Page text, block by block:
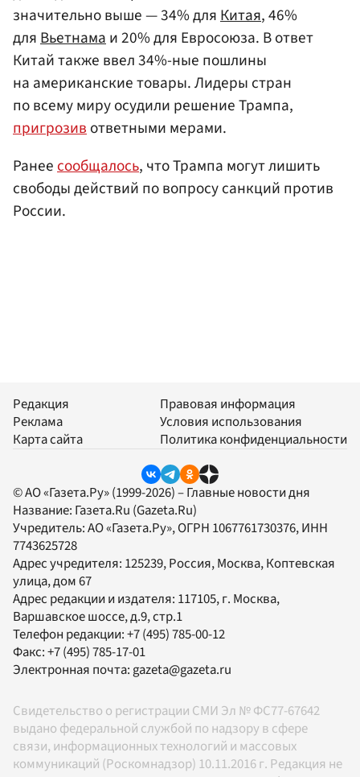
значительно выше — 34% дляКитая, 46%
дляВьетнамаи 20% для Евросоюза. В ответ
Китай также ввел 34%-ные пошлины
на американские товары. Лидеры стран
по всему миру осудили решение Трампа,
пригрозивответными мерами.
Ранеесообщалось, что Трампа могут лишить
свободы действий по вопросу санкций против
России.
Редакция
Реклама
Карта сайта
Правовая информация
Условия использования
Политика конфиденциальности
© АО «Газета.Ру» (1999-2026) – Главные новости дня
Название: Газета.Ru (Gazeta.Ru)
Учредитель:АО «Газета.Ру», ОГРН 1067761730376, ИНН
7743625728
Адрес учредителя: 125239, Россия, Москва, Коптевская
улица, дом 67
Адрес редакции и издателя: 117105, г. Москва,
Варшавское шоссе, д.9, стр.1
Телефон редакции:+7 (495) 785-00-12
Факс:+7 (495) 785-17-01
Электронная почта: gazeta@gazeta.ru
Свидетельство о регистрации СМИ Эл № ФС77-67642
выдано федеральной службой по надзору в сфере
связи, информационных технологий и массовых
коммуникаций (Роскомнадзор) 10.11.2016 г. Редакция не